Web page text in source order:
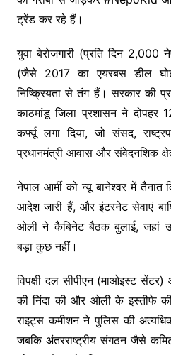
ट्रेंड कर रहे हैं।
युवा बेरोजगारी (प्रति दिन 2,000
(जैसे 2017 का एयरबस डील
निष्क्रियता से तंग हैं। सरकार की
काठमांडू जिला प्रशासन ने
कर्फ्यू लगा दिया, जो संसद,
प्रधानमंत्री आवास और संवेदनशिक
नेपाल आर्मी को न्यू बानेश्वर में तैनात
आदेश जारी हैं, और इंटरनेट सेवाएं
ओली ने कैबिनेट बैठक बुलाई, जहां
बड़ा कुछ नहीं।
विपक्षी दल सीपीएन (माओइस्ट सेंटर)
की निंदा की और ओली के इस्तीफे
राइट्स कमीशन ने पुलिस की
जबकि अंतरराष्ट्रीय संगठन जैसे